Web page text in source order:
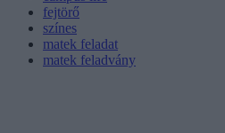
fejtörő
színes
matek feladat
matek feladvány